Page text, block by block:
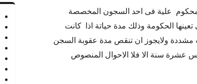
علية فى احد السجون المخصصة
الحكومة وذلك مدة حياتة اذا
كانت
مشددة ولايجوز ان تنقص مدة عقوبة السجن
عشرة سنة الا فلا الاحوال المنصوص